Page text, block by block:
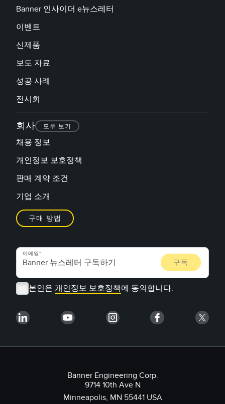
Banner 인사이더 e뉴스레터
이벤트
신제품
보도 자료
성공 사례
전시회
회사 모두 보기
채용 정보
개인정보 보호정책
판매 계약 조건
기업 소개
구매 방법
이메일
본인은 개인정보 보호정책에 동의합니다.
Banner Engineering Corp.
9714 10th Ave N
Minneapolis, MN 55441 USA